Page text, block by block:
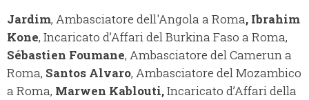
Jardim, Ambasciatore dell'Angola a Roma, Ibrahim
Kone, Incaricato d’Affari del Burkina Faso a Roma,
Sébastien Foumane, Ambasciatore del Camerun a
Roma, Santos Alvaro, Ambasciatore del Mozambico
a Roma, Marwen Kablouti,Incaricato d’Affari della